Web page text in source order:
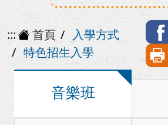
::: 首頁
入學方式
特色招生入學
音樂班